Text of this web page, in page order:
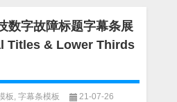
数字故障标题字幕条展
Titles & Lower Thirds
板 字幕条模板
21-07-26